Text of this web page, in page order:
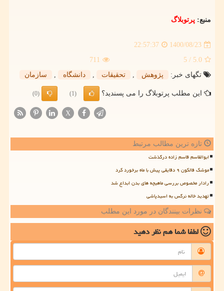
منبع: پرتوبلاگ
1400/08/23
22:57:37
5.0
/ 5
711
تگهای خبر:
پژوهش , تحقیقات , دانشگاه , سازمان
این مطلب پرتوبلاگ را می پسندید؟ (1)
(0)
X
تازه ترین مطالب مرتبط
ابوالقاسم قاسم زاده درگذشت
موشک فالکون ۹ دقایقی پیش با ماه برخورد کرد
رادار مخصوص بررسی ماهیچه های بدن ابداع شد
تهدید خاله نرگس به اسیدپاشی
نظرات بینندگان در مورد این مطلب
لطفا شما همنظر دهید